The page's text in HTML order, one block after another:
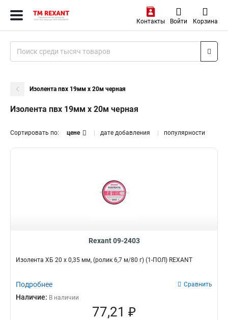
Контакты Войти Корзина
Изолента пвх 19мм х 20м черная
Изолента пвх 19мм х 20м черная
Сортировать по: цене дате добавления популярности
Rexant 09-2403
Изолента ХБ 20 х 0,35 мм, (ролик 6,7 м/80 г) (1-ПОЛ) REXANT
Подробнее Сравнить
Наличие: В наличии
77,21 ₽